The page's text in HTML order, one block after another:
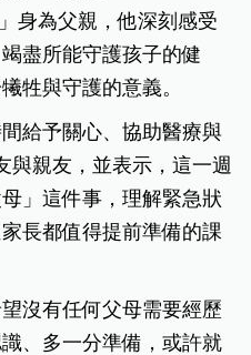
身為父親，他深刻感受
盡所能守護孩子的健
牲與守護的意義。
給予關心、協助醫療與
與親友，並表示，這一週
」這件事，理解緊急狀
長都值得提前準備的課
沒有任何父母需要經歷
、多一分準備，或許就